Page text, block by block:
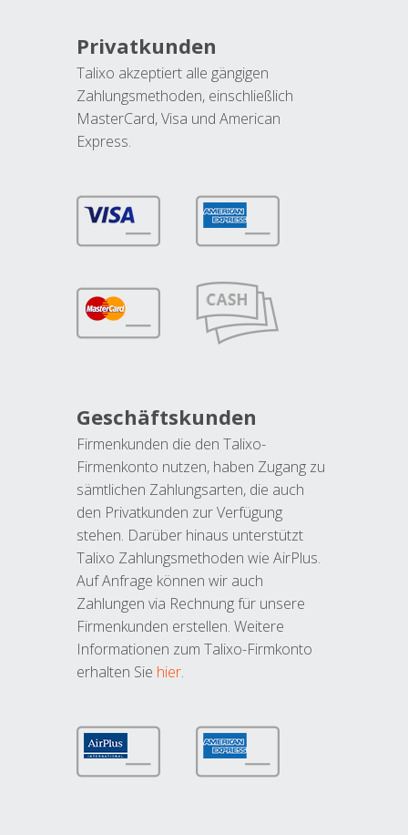
Privatkunden
Talixo akzeptiert alle gängigen
Zahlungsmethoden, einschließlich
MasterCard, Visa und American
Express.
Geschäftskunden
Firmenkunden die den Talixo-
Firmenkonto nutzen, haben Zugang zu
sämtlichen Zahlungsarten, die auch
den Privatkunden zur Verfügung
stehen. Darüber hinaus unterstützt
Talixo Zahlungsmethoden wie AirPlus.
Auf Anfrage können wir auch
Zahlungen via Rechnung für unsere
Firmenkunden erstellen. Weitere
Informationen zum Talixo-Firmkonto
erhalten Sie hier.